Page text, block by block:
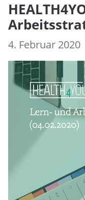
4. Februar